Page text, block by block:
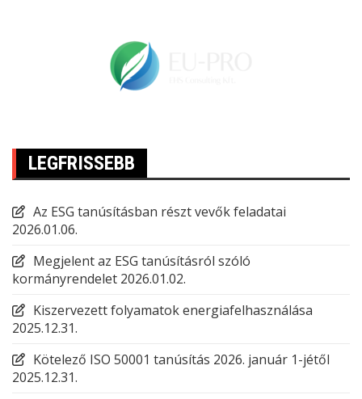
LEGFRISSEBB
Az ESG tanúsításban részt vevők feladatai
2026.01.06.
Megjelent az ESG tanúsításról szóló
kormányrendelet 2026.01.02.
Kiszervezett folyamatok energiafelhasználása
2025.12.31.
Kötelező ISO 50001 tanúsítás 2026. január 1-jétől
2025.12.31.